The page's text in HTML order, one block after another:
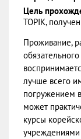
Цель
TOPIK,
Проживание,
лучше всего
погружением
может
курсы